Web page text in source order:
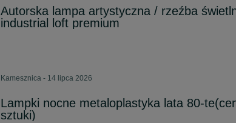
Autorska lampa artystyczna / rzeźba
industrial loft premium
Kamesznica - 14 lipca 2026
Lampki nocne metaloplastyka lata 80-
sztuki)